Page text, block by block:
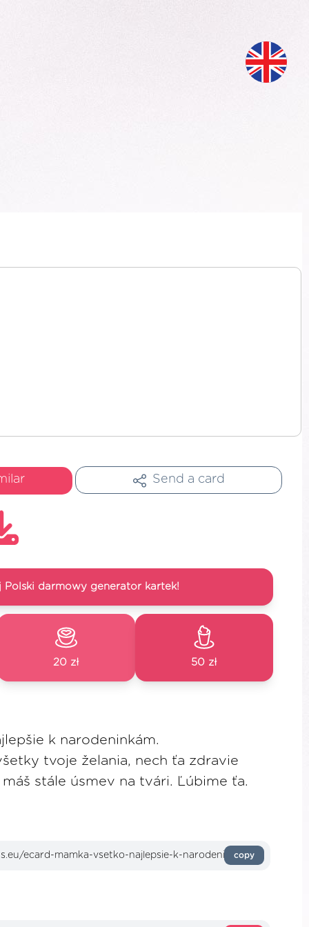
Send a card
Polski darmowy generator kartek!
20 zł 50 zł
k narodeninkám.
tvoje želania, nech ťa zdravie
stále úsmev na tvári. Ľúbime ťa.
copy